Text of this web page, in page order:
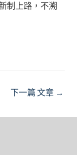
制上路，不溯
下一篇 文章 →